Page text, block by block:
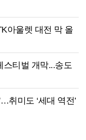
아울렛 대전 막 올
스티벌 개막...송도
취미도 ‘세대 역전’